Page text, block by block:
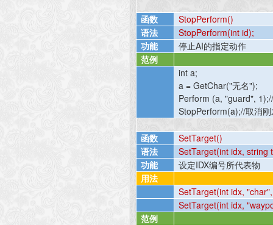
函数
StopPerform()
语法
StopPerform(int id);
功能
停止AI的指定动作
范例
int a;
a = GetChar("无名");
Perform (a, "guard",
StopPerform(a);//取消
函数
SetTarget()
语法
SetTarget(int idx, string
功能
设定IDX编号所代表物
用法
SetTarget(int idx,
SetTarget(int idx,
范例